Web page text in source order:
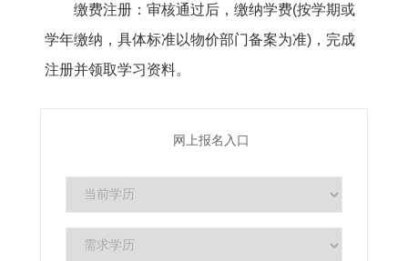
缴费注册：审核通过后，缴纳学费(按学期或
学年缴纳，具体标准以物价部门备案为准)，完成
注册并领取学习资料。
网上报名入口